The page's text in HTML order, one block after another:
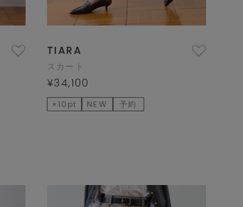
TIARA
スカート
¥34,100
×10pt NEW 予約